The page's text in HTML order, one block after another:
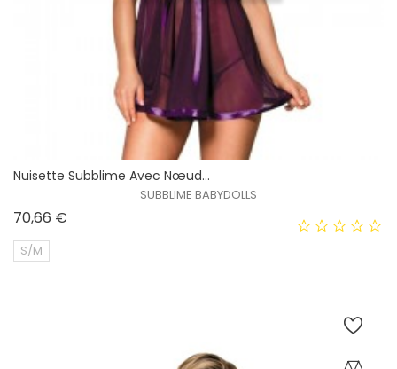
Nuisette Subblime Avec Nœud...
SUBBLIME BABYDOLLS
70,66 €
S/M